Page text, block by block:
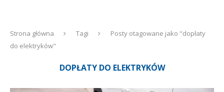
Strona główna Tagi
Posty otagowane jako "dopłaty
do elektryków"
DOPŁATY DO ELEKTRYKÓW